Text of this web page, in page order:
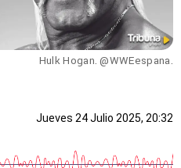
Hulk Hogan. @WWEespana.
Jueves 24 Julio 2025, 20:32